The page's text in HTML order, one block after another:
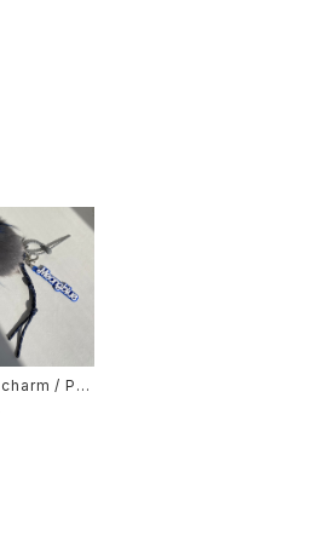
/ PO
& LOGO